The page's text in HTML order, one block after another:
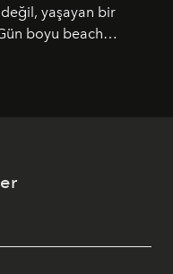
yaşayan bir
boyu beach
deneyim sunuyor.